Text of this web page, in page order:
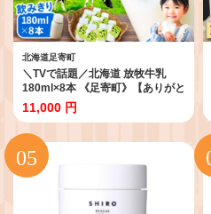
北海道足寄町
＼TVで話題／北海道 放牧牛乳
180ml×8本 《足寄町》【ありがと
う牧場】 牛乳 生乳 ミルク 濃厚 ま
ろやか 農薬不使用 180ml ありが
とう牧場 牧場 足寄町産 北海道産
道産 あしょろ 北海道 11000
11000円 [BEAH009]
11,000 円